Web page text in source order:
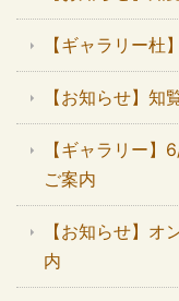
【ギャラリー杜
【お知らせ】
【ギャラリー
ご案内
【お知らせ】
内